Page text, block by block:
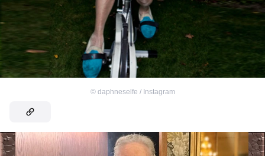
© daphneselfe / Instagram